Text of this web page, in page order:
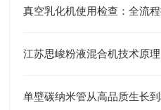
江苏思峻粉液混合机技术原理
单壁碳纳米管从高品质生长